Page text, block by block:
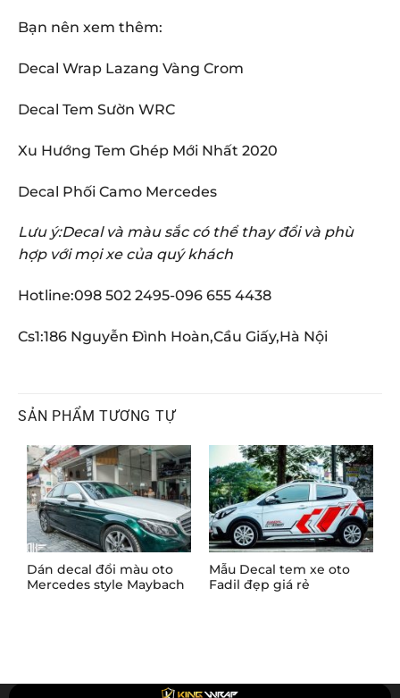
Bạn nên xem thêm:
Decal Wrap Lazang Vàng Crom
Decal Tem Sườn WRC
Xu Hướng Tem Ghép Mới Nhất 2020
Decal Phối Camo Mercedes
Lưu ý:Decal và màu sắc có thể thay đổi và phù
hợp với mọi xe của quý khách
Hotline:098 502 2495-096 655 4438
Cs1:186 Nguyễn Đình Hoàn,Cầu Giấy,Hà Nội
SẢN PHẨM TƯƠNG TỰ
Dán decal đổi màu oto
Mercedes style Maybach
Mẫu Decal tem xe oto
Fadil đẹp giá rẻ